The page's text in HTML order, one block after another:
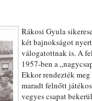
Rákosi Gyula
két bajnokságot
válogatottnak is. A
1957-ben a
Ekkor rendezték
maradt felnőtt
vegyes csapat